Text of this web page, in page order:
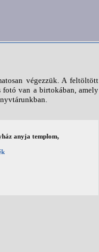
végezzük. A feltöltött
fotó van a birtokában, amely
anyja templom,